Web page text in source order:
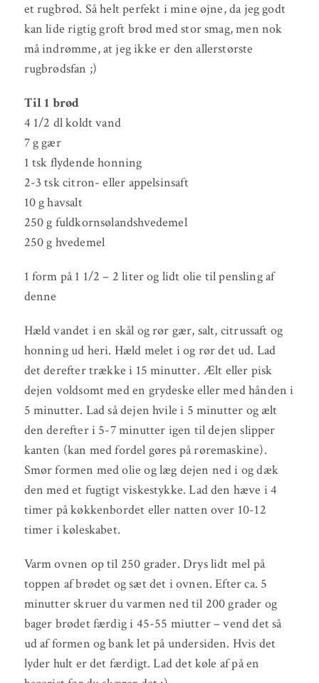
et rugbrød. Så helt perfekt i mine øjne, da jeg godt
kan lide rigtig groft brød med stor smag, men nok
må indrømme, at jeg ikke er den allerstørste
rugbrødsfan ;)
Til 1 brød
4 1/2 dl koldt vand
7 g gær
1 tsk flydende honning
2-3 tsk citron- eller appelsinsaft
10 g havsalt
250 g fuldkornsølandshvedemel
250 g hvedemel
1 form på 1 1/2 – 2 liter og lidt olie til pensling af
denne
Hæld vandet i en skål og rør gær, salt, citrussaft og
honning ud heri. Hæld melet i og rør det ud. Lad
det derefter trække i 15 minutter. Ælt eller pisk
dejen voldsomt med en grydeske eller med hånden i
5 minutter. Lad så dejen hvile i 5 minutter og ælt
den derefter i 5-7 minutter igen til dejen slipper
kanten (kan med fordel gøres på røremaskine).
Smør formen med olie og læg dejen ned i og dæk
den med et fugtigt viskestykke. Lad den hæve i 4
timer på køkkenbordet eller natten over 10-12
timer i køleskabet.
Varm ovnen op til 250 grader. Drys lidt mel på
toppen af brødet og sæt det i ovnen. Efter ca. 5
minutter skruer du varmen ned til 200 grader og
bager brødet færdig i 45-55 miutter – vend det så
ud af formen og bank let på undersiden. Hvis det
lyder hult er det færdigt. Lad det køle af på en